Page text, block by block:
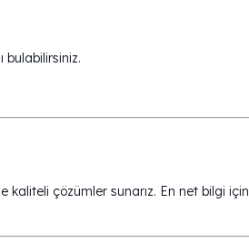
bulabilirsiniz.
çözümler sunarız. En net bilgi için